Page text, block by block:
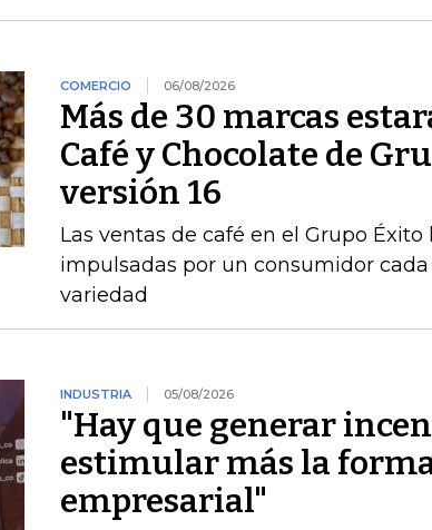
COMERCIO 06/08/2026
Más de 30 marcas
Café y Chocolate de
versión 16
Las ventas de café en el Grupo Éxito
impulsadas por un consumidor
variedad
INDUSTRIA 05/08/2026
"Hay que generar
estimular más la
empresarial"